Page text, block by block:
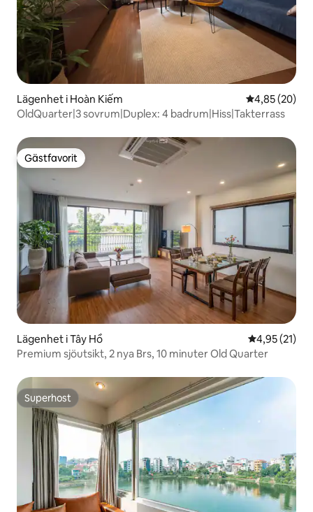
Lägenhet i Hoàn Kiếm 4,85 av 5 i
4,85 (20)
OldQuarter|3 sovrum|Duplex: 4 badrum|Hiss|Takterrass
Gästfavorit
Gästfavorit
Lägenhet i Tây Hồ 4,95 av 5 i
4,95 (21)
Premium sjöutsikt, 2 nya Brs, 10 minuter Old Quarter
Superhost
Superhost